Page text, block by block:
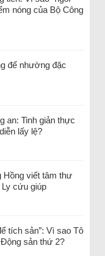
nóng của Bộ Công
để nhường đặc
an: Tinh giản thực
lấy lệ?
Hồng viết tâm thư
cứu giúp
tích sản”: Vì sao Tô
sản thứ 2?